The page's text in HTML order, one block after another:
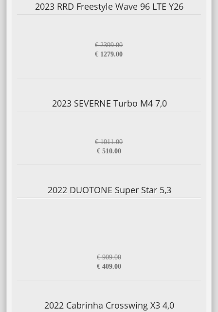
2023 RRD Freestyle Wave 96 LTE Y26
€ 2399.00
€ 1279.00
2023 SEVERNE Turbo M4 7,0
€ 1011.00
€ 510.00
2022 DUOTONE Super Star 5,3
€ 909.00
€ 409.00
2022 Cabrinha Crosswing X3 4,0